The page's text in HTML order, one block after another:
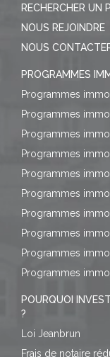
RECHERCHER UN
NOUS REJOINDRE
NOUS
PROGRAMMES
Programmes
Programmes
Programmes
Programmes
Programmes
Programmes
Programmes
Programmes
Programmes
Programmes
POURQUOI
?
Loi Jeanbrun
Frais de notaire